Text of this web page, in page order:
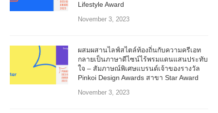
Lifestyle Award
November 3, 2023
ผสมผสานไลฟ์สไตล์ท้องถิ่นกับความครีเอท
กลายเป็นภาษาดีไซน์ไร้พรมแดนแสนประทับ
ใจ – สัมภาษณ์พิเศษแบรนด์เจ้าของรางวัล
Pinkoi Design Awards สาขา Star Award
November 3, 2023